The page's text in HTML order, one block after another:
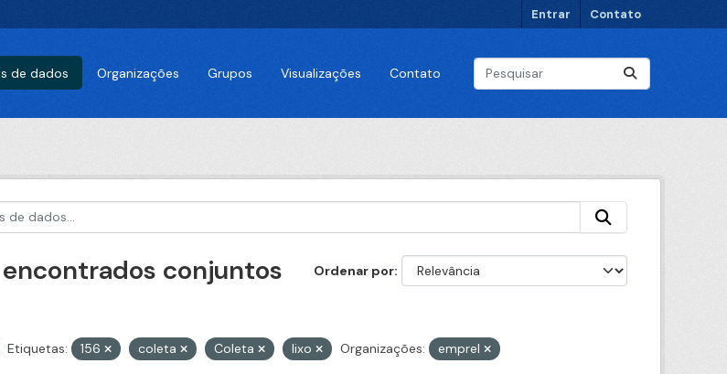
Entrar Contato
de dados Organizações Grupos Visualizações Contato
Ordenar por
conjuntos
Etiquetas: 156 coleta Coleta lixo Organizações: emprel